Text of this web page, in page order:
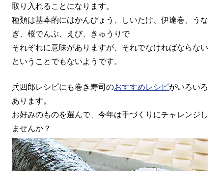
取り入れることになります。
種類は基本的にはかんぴょう、しいたけ、伊達巻、うな
ぎ、桜でんぶ、えび、きゅうりで
それぞれに意味がありますが、それでなければならない
ということでもないようです。
兵四郎レシピにも巻き寿司のおすすめレシピがいろいろ
あります。
お好みのものを選んで、今年は手づくりにチャレンジし
ませんか？